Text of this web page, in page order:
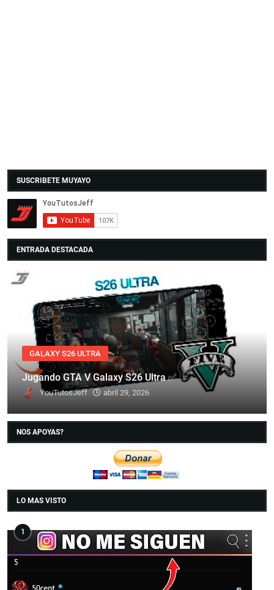
SUSCRIBETE MUYAYO
ENTRADA DESTACADA
GALAXY S26 ULTRA
Jugando GTA V Galaxy S26 Ultra ✅
YouTutosJeff abril 29, 2026
NOS APOYAS?
LO MAS VISTO